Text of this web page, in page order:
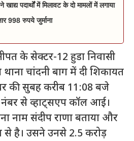
खाद्य पदार्थों में मिलावट के दो मामलों में लगाया
998 रुपये जुर्माना
के सेक्टर-12 हुडा निवासी
थाना चांदनी बाग में दी शिकायत
की सुबह करीब 11:08 बजे
से व्हाट्सएप कॉल आई।
नाम संदीप राणा बताया और
से है। उसने उनसे 2.5 करोड़